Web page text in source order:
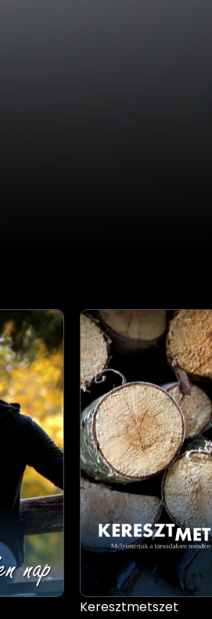
Keresztmetszet